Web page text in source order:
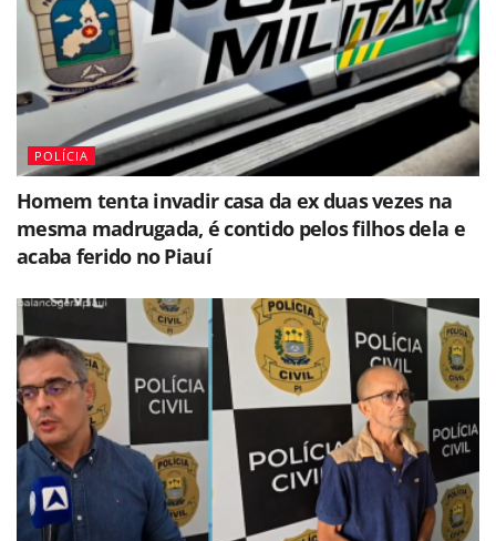
POLÍCIA
Homem tenta invadir casa da ex duas vezes na
mesma madrugada, é contido pelos filhos dela e
acaba ferido no Piauí